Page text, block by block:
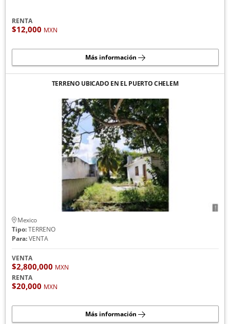
RENTA
$12,000 MXN
Más información
TERRENO UBICADO EN EL PUERTO CHELEM
Mexico
Tipo:TERRENO
Para:VENTA
VENTA
$2,800,000 MXN
RENTA
$20,000 MXN
Más información